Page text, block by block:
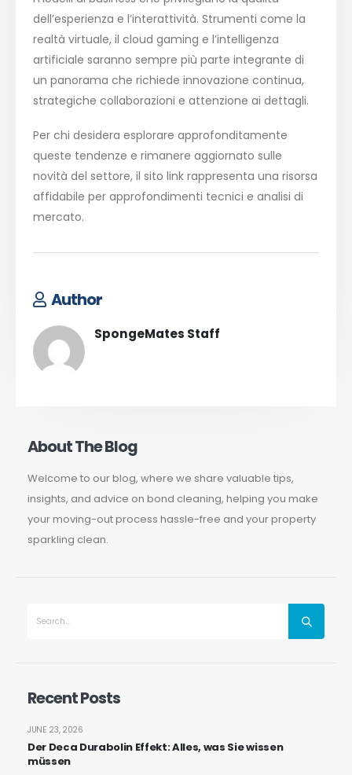
dell’esperienza e l’interattività. Strumenti come la
realtà virtuale, il cloud gaming e l’intelligenza
artificiale saranno sempre più parte integrante di
un panorama che richiede innovazione continua,
strategiche collaborazioni e attenzione ai dettagli.
Per chi desidera esplorare approfonditamente
queste tendenze e rimanere aggiornato sulle
novità del settore, il sito link rappresenta una risorsa
affidabile per approfondimenti tecnici e analisi di
mercato.
Author
SpongeMates Staff
About The Blog
Welcome to our blog, where we share valuable tips,
insights, and advice on bond cleaning, helping you make
your moving-out process hassle-free and your property
sparkling clean.
Recent Posts
Der Deca Durabolin Effekt: Alles, was Sie wissen
müssen
JUNE 23, 2026